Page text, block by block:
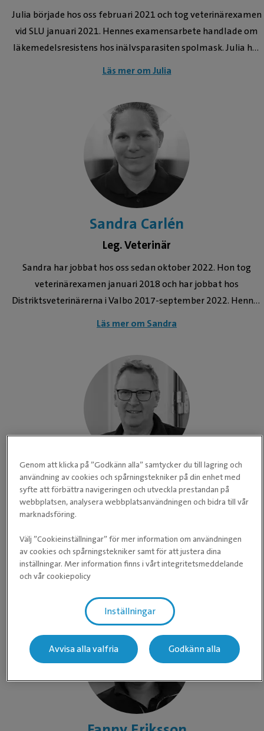
Julia började hos oss februari 2021 och tog veterinärexamen
vid SLU januari 2021. Hennes examensarbete handlade om
läkemedelsresistens hos inälvsparasiten spolmask. Julia har
islandshästsporten. Detta har hon haft sedan 7 års ålder och
SI-led, rygg och bäcken-problem (VetPD)
Läs mer om Julia
Sandra Carlén
Leg. Veterinär
Sandra har jobbat hos oss sedan oktober 2022. Hon tog
veterinärexamen januari 2018 och har jobbat hos
Distriktsveterinärerna i Valbo 2017-september 2022. Hennes
gastroskopering samt ultraljud. Utöver veterinäryrket så
håller Sandra på med dans, klättring och är aktiv inom
svenska vidareutbildningen Hästtandvård Officiell veterinär
Godkänd id-kontrollant och chipmärkare
Läs mer om Sandra
Johnny Norring
Godkänd Hovslagare
Vår godkända hovslagare som jobbar med sjukbeslag och
även normalskoningar i mån av tid. Erfarenhet Johnny har
jobbat med detta sedan kliniken öppnades i ATGs regi och har
själv egna travhästar. Han är hos oss varje tisdag och
Genom att klicka på ”Godkänn alla” samtycker du till lagring och
användning av cookies och spårningstekniker på din enhet med
syfte att förbättra navigeringen och utveckla prestandan på
webbplatsen, analysera webbplatsanvändningen och bidra till vår
marknadsföring.
Välj ”Cookieinställningar” för mer information om användningen
av cookies och spårningstekniker samt för att justera dina
inställningar. Mer information finns i vårt integritetsmeddelande
och vår cookiepolicy
Inställningar
Avvisa alla valfria Godkänn alla